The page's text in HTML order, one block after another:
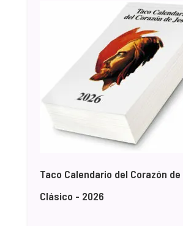
Taco Calendario del Corazón
Clásico - 2026